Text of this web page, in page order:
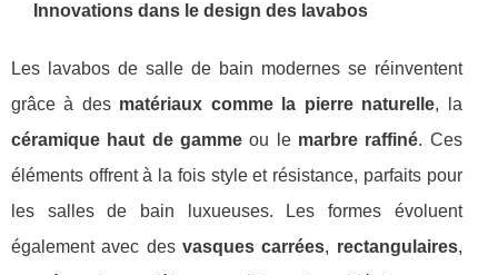
Innovations dans le design des lavabos
Les lavabos de salle de bain modernes se réinventent
grâce à des matériaux comme la pierre naturelle, la
céramique haut de gammeou le marbre raffiné. Ces
éléments offrent à la fois style et résistance, parfaits pour
les salles de bain luxueuses. Les formes évoluent
également avec des vasques carrées, rectangulaires,